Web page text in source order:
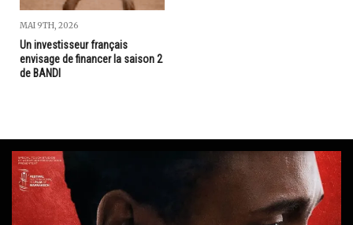
MAI 9TH, 2026
Un investisseur français
envisage de financer la saison 2
de BANDI